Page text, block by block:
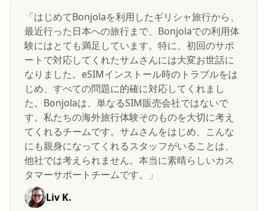
「はじめてBonjolaを利用したギリシャ旅行から、
最近行った日本への旅行まで、Bonjolaでの利用体
験にはとても満足しています。特に、初回のサポ
ートで対応してくれたサムさんには大変お世話に
なりました。eSIMインストール時のトラブルをは
じめ、すべての問題に的確に対応してくれまし
た。Bonjolaは、単なるSIM販売会社ではないで
す。私たちの海外旅行体験そのものを大切に考え
てくれるチームです。サムさんをはじめ、こんな
にも親身になってくれるスタッフがいることは、
他社では考えられません。本当に素晴らしいカス
タマーサポートチームです。」
Liv K.